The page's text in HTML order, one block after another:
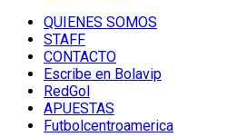
QUIENES SOMOS
STAFF
CONTACTO
Escribe en Bolavip
RedGol
APUESTAS
Futbolcentroamerica